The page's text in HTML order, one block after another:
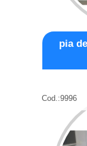
pia
Cod.:9996